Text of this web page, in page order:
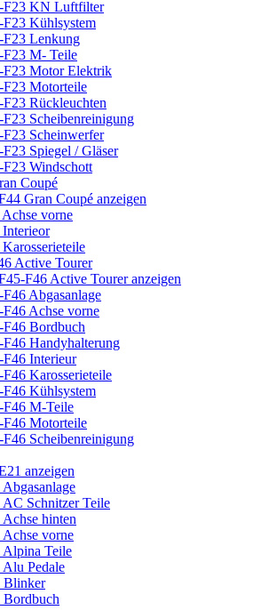
F23 KN Luftfilter
F23 Kühlsystem
F23 Lenkung
F23 M- Teile
F23 Motor Elektrik
F23 Motorteile
F23 Rückleuchten
F23 Scheibenreinigung
F23 Scheinwerfer
F23 Spiegel / Gläser
F23 Windschott
Coupé
Gran Coupé anzeigen
vorne
Active Tourer
F46 Active Tourer anzeigen
Abgasanlage
F46 Achse vorne
F46 Bordbuch
F46 Handyhalterung
F46 Interieur
F46 Karosserieteile
F46 Kühlsystem
F46 M-Teile
F46 Motorteile
F46 Scheibenreinigung
anzeigen
AC Schnitzer Teile
Achse hinten
Achse vorne
Alpina Teile
Alu Pedale
Blinker
Bordbuch